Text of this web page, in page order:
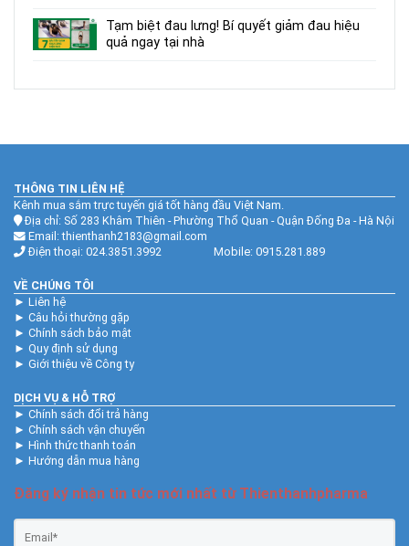
Tạm biệt đau lưng! Bí quyết giảm đau hiệu
quả ngay tại nhà
THÔNG TIN LIÊN HỆ
Kênh mua sắm trực tuyến giá tốt hàng đầu Việt Nam.
Địa chỉ: Số 283 Khâm Thiên - Phường Thổ Quan - Quận Đống Đa - Hà Nội
Email: thienthanh2183@gmail.com
Điện thoại: 024.3851.3992 Mobile: 0915.281.889
VỀ CHÚNG TÔI
► Liên hệ
► Câu hỏi thường gặp
► Chính sách bảo mật
► Quy định sử dụng
► Giới thiệu về Công ty
DỊCH VỤ & HỖ TRỢ
► Chính sách đổi trả hàng
► Chính sách vận chuyển
► Hình thức thanh toán
► Hướng dẫn mua hàng
Đăng ký nhận tin tức mới nhất từ Thienthanhpharma